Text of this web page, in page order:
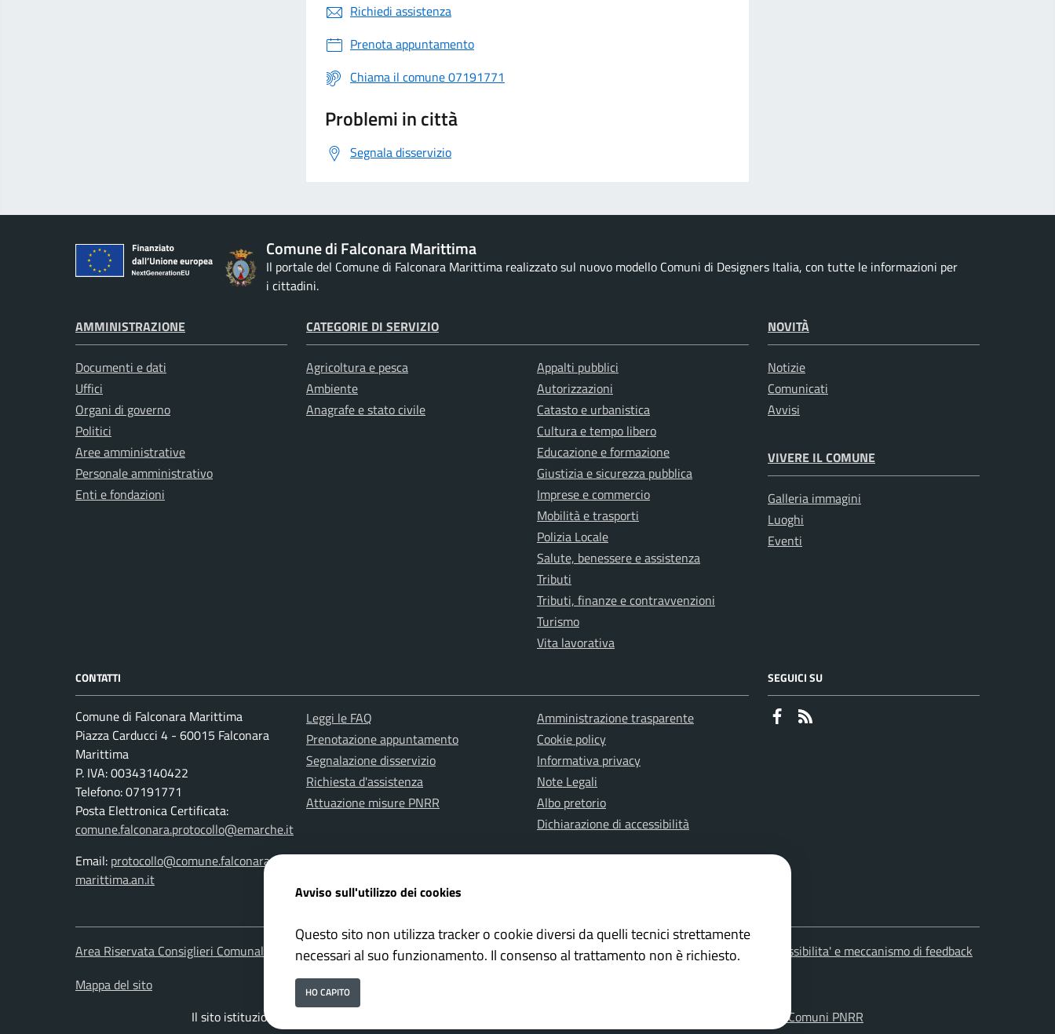
Richiedi assistenza
Prenota appuntamento
Chiama il comune 07191771
Problemi in città
Segnala disservizio
Comune di Falconara Marittima
Il portale del Comune di Falconara Marittima realizzato sul nuovo modello Comuni di Designers Italia, con tutte le informazioni per
i cittadini.
AMMINISTRAZIONE
Documenti e dati
Uffici
Organi di governo
Politici
Aree amministrative
Personale amministrativo
Enti e fondazioni
CATEGORIE DI SERVIZIO
Agricoltura e pesca
Ambiente
Anagrafe e stato civile
Appalti pubblici
Autorizzazioni
Catasto e urbanistica
Cultura e tempo libero
Educazione e formazione
Giustizia e sicurezza pubblica
Imprese e commercio
Mobilità e trasporti
Polizia Locale
Salute, benessere e assistenza
Tributi
Tributi, finanze e contravvenzioni
Turismo
Vita lavorativa
NOVITÀ
Notizie
Comunicati
Avvisi
VIVERE IL COMUNE
Galleria immagini
Luoghi
Eventi
CONTATTI
Comune di Falconara Marittima
Piazza Carducci 4 - 60015 Falconara
Marittima
P. IVA: 00343140422
Telefono: 07191771
Posta Elettronica Certificata:
comune.falconara.protocollo@emarche.it
Email: protocollo@comune.falconara-
marittima.an.it
Leggi le FAQ
Prenotazione appuntamento
Segnalazione disservizio
Richiesta d'assistenza
Attuazione misure PNRR
Amministrazione trasparente
Cookie policy
Informativa privacy
Note Legali
Albo pretorio
Dichiarazione di accessibilità
SEGUICI SU
Faceboook
Area Riservata Consiglieri Comunali Area Riservata Polizia Locale Whistleblowing – Segnalazioni illeciti
Accessibilita' e meccanismo di feedback
Mappa del sito
Il sito istituzionale del Comune di Falconara Marittima è un progetto realizzato da
Soluzione Comuni PNRR
Avviso sull'utilizzo dei cookies
Questo sito non utilizza tracker o cookie diversi da quelli tecnici strettamente
necessari al suo funzionamento. Il consenso al trattamento non è richiesto.
HO CAPITO